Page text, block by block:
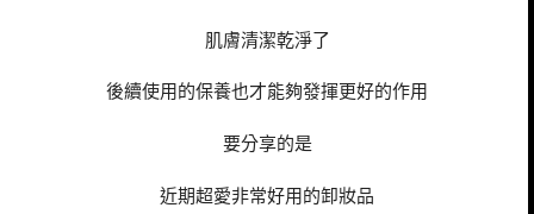
肌膚清潔乾淨了
後續使用的保養也才能夠發揮更好的作用
要分享的是
近期超愛非常好用的卸妝品